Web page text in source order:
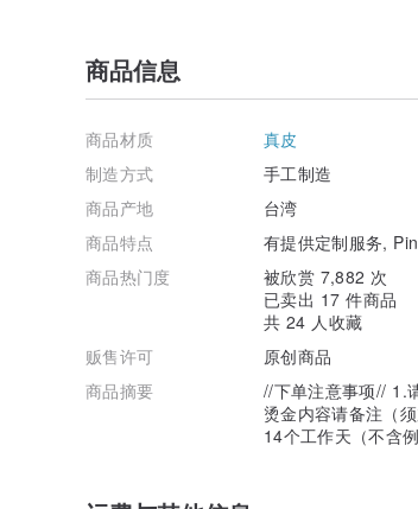
视觉效果更有层次。
革密度高，手感细致，高光泽感。
＊请参考卖场色卡，依您喜欢的颜色或预算
皮革使用后颜色会逐渐变深，不同批的皮
主义者请勿下单，下单后请告知皮革/缝线
3.皮套篓空（此服务请至加购区另外下单）
www.pinkoi.com/product/YTkNavpq
4.皮革压烫印字（此服务请至加购区另外下
www.pinkoi.com/product/rae5sZVg
#下订后请于订单备注以下信息，无备注将
商品信息
商品材质
真皮
制造方式
手工制造
商品产地
台湾
商品特点
有提供定制服务,
商品热门度
被欣赏 7,882 次
已卖出 17 件商品
共 24 人收藏
贩售许可
原创商品
商品摘要
//下单注意事项// 1.
烫金内容请备注（
14个工作天（不含